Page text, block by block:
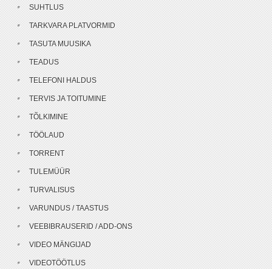
SUHTLUS
TARKVARA PLATVORMID
TASUTA MUUSIKA
TEADUS
TELEFONI HALDUS
TERVIS JA TOITUMINE
TÕLKIMINE
TÖÖLAUD
TORRENT
TULEMÜÜR
TURVALISUS
VARUNDUS / TAASTUS
VEEBIBRAUSERID / ADD-ONS
VIDEO MÄNGIJAD
VIDEOTÖÖTLUS